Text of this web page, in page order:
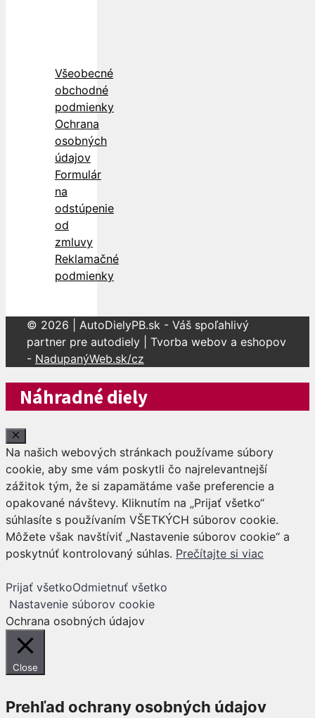
Všeobecné
obchodné
podmienky
Ochrana
osobných
údajov
Formulár
na
odstúpenie
od
zmluvy
Reklamačné
podmienky
© 2026 | AutoDielyPB.sk - Váš spoľahlivý
partner pre autodiely | Tvorba webov a eshopov
- NadupanýWeb.sk/cz
Náhradné diely
Close
Na našich webových stránkach používame súbory
cookie, aby sme vám poskytli čo najrelevantnejší
zážitok tým, že si zapamätáme vaše preferencie a
opakované návštevy. Kliknutím na „Prijať všetko“
súhlasíte s používaním VŠETKÝCH súborov cookie.
Môžete však navštíviť „Nastavenie súborov cookie“ a
poskytnúť kontrolovaný súhlas. Prečítajte si viac
Prijať všetkoOdmietnuť všetko
Nastavenie súborov cookie
Ochrana osobných údajov
Close
Prehľad ochrany osobných údajov